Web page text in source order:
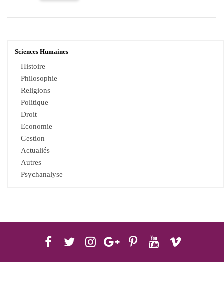
Sciences Humaines
Histoire
Philosophie
Religions
Politique
Droit
Economie
Gestion
Actualiés
Autres
Psychanalyse